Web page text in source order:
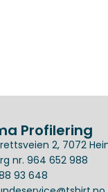
Profilering
2, 7072
nr. 964 652 988
93 648